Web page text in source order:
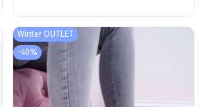
Winter OUTLET
-40%